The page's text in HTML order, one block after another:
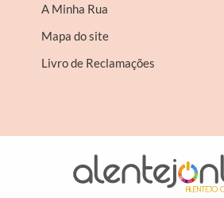
A Minha Rua
Mapa do site
Livro de Reclamações